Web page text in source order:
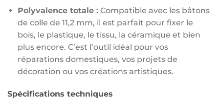
Polyvalence totale :Compatible avec les bâtons
de colle de 11,2 mm, il est parfait pour fixer le
bois, le plastique, le tissu, la céramique et bien
plus encore. C’est l’outil idéal pour vos
réparations domestiques, vos projets de
décoration ou vos créations artistiques.
Spécifications techniques